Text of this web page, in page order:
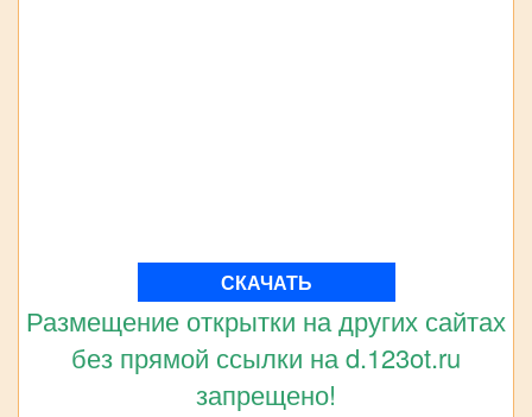
СКАЧАТЬ
Размещение открытки на других сайтах
без прямой ссылки на d.123ot.ru
запрещено!